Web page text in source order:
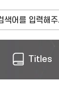
Titles